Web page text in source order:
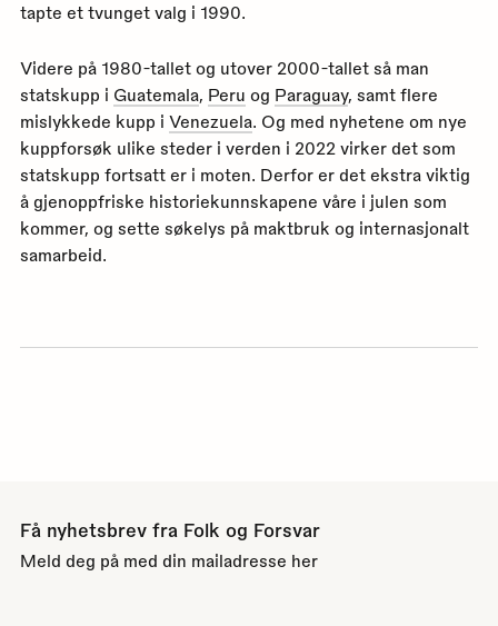
tapte et tvunget valg i 1990.
Videre på 1980-tallet og utover 2000-tallet så man
statskupp i Guatemala, Peru og Paraguay, samt flere
mislykkede kupp i Venezuela. Og med nyhetene om nye
kuppforsøk ulike steder i verden i 2022 virker det som
statskupp fortsatt er i moten. Derfor er det ekstra viktig
å gjenoppfriske historiekunnskapene våre i julen som
kommer, og sette søkelys på maktbruk og internasjonalt
samarbeid.
Få nyhetsbrev fra Folk og Forsvar
Meld deg på med din mailadresse her